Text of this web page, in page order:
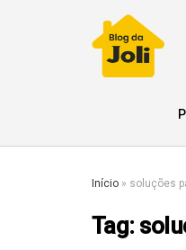
Início » soluções
Tag: